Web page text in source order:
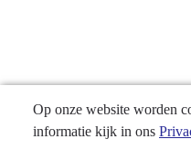
Op onze website worden
informatie kijk in ons